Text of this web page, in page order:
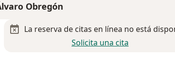
Obregón
La reserva de citas en línea no está
Solicita una cita